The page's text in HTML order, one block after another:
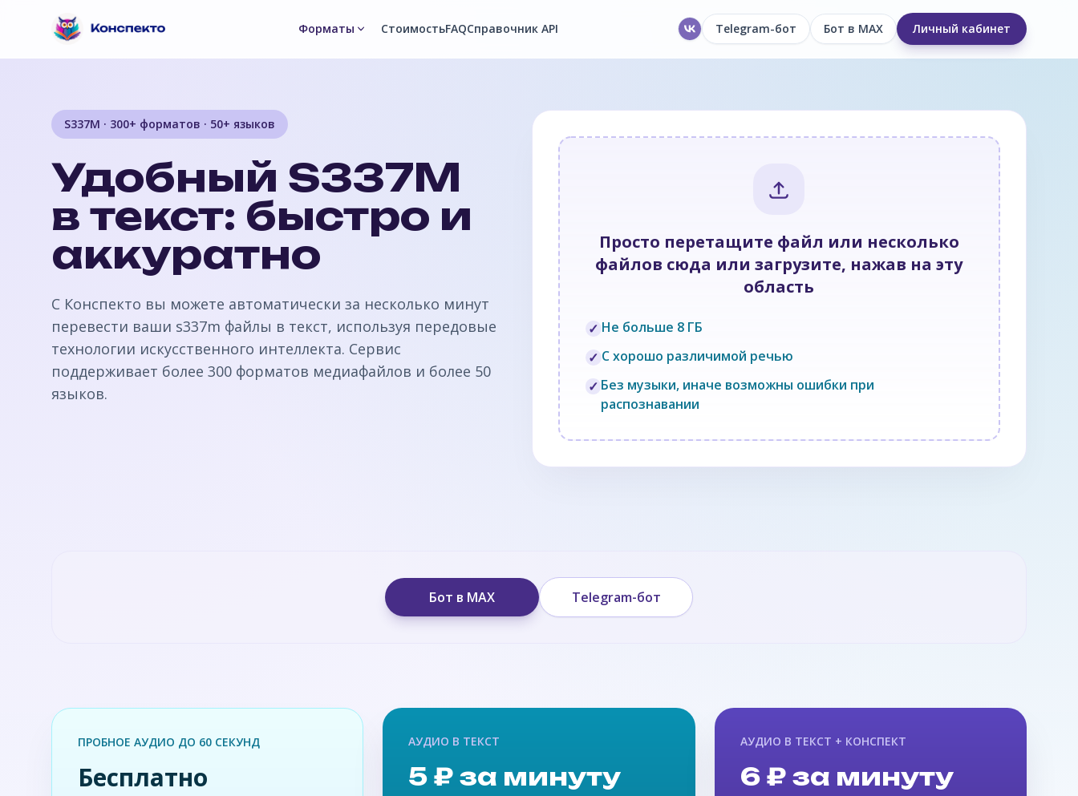
Форматы СтоимостьFAQСправочник API Telegram-бот Бот в MAX Личный кабинет
S337M · 300+ форматов · 50+ языков
Удобный S337M
в текст: быстро и
аккуратно
С Конспекто вы можете автоматически за несколько минут
перевести ваши s337m файлы в текст, используя передовые
технологии искусственного интеллекта. Сервис
поддерживает более 300 форматов медиафайлов и более 50
языков.
Просто перетащите файл или несколько
файлов сюда или загрузите, нажав на эту
область
✓ Не больше 8 ГБ
✓ С хорошо различимой речью
✓ Без музыки, иначе возможны ошибки при
распознавании
Бот в MAX Telegram-бот
ПРОБНОЕ АУДИО ДО 60 СЕКУНД
Бесплатно
АУДИО В ТЕКСТ
5 ₽ за минуту
АУДИО В ТЕКСТ + КОНСПЕКТ
6 ₽ за минуту